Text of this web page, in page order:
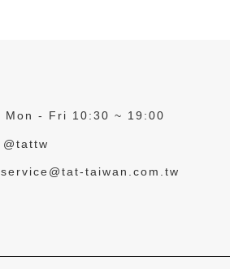
Mon - Fri 10:30 ~ 19:00
@tattw
service@tat-taiwan.com.tw